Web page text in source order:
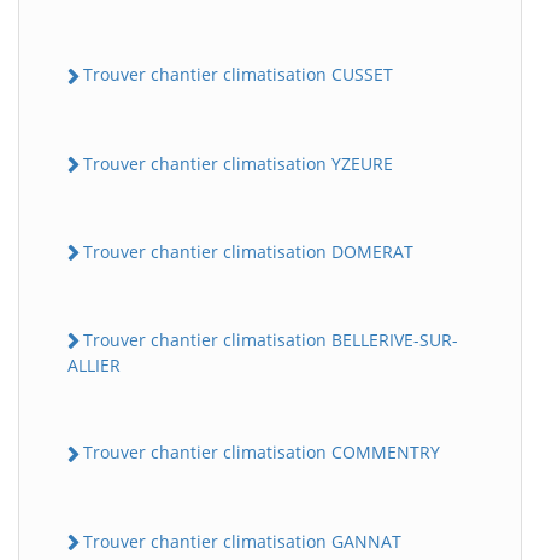
Trouver chantier climatisation CUSSET
Trouver chantier climatisation YZEURE
Trouver chantier climatisation DOMERAT
Trouver chantier climatisation BELLERIVE-SUR-
ALLIER
Trouver chantier climatisation COMMENTRY
Trouver chantier climatisation GANNAT